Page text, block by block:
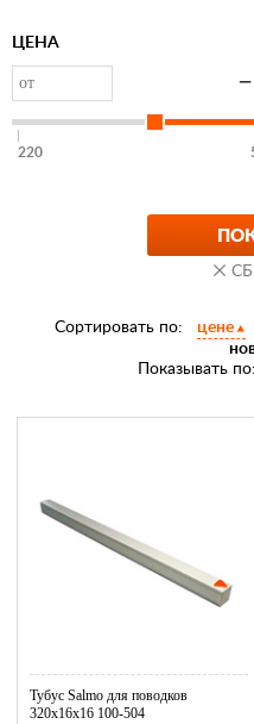
ЦЕНА
—
220
Сортировать по: цене
Показывать по:
Тубус Salmo для поводков
320х16х16 100-504